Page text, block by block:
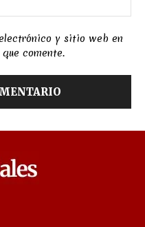
y sitio web en
comente.